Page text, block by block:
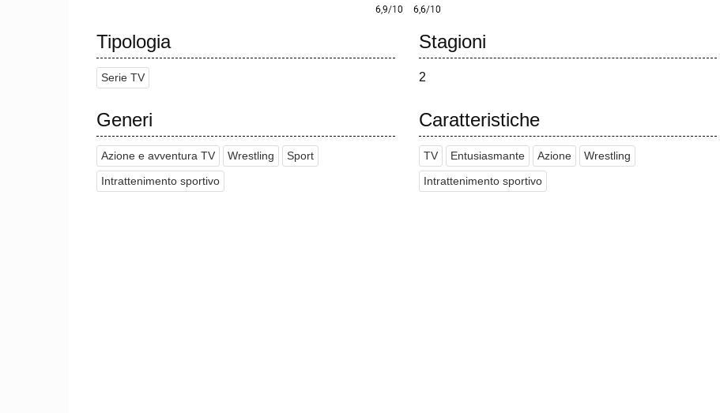
Tipologia
Serie TV
Stagioni
2
Generi
Azione e avventura TV Wrestling Sport
Intrattenimento sportivo
Caratteristiche
TV Entusiasmante Azione Wrestling
Intrattenimento sportivo